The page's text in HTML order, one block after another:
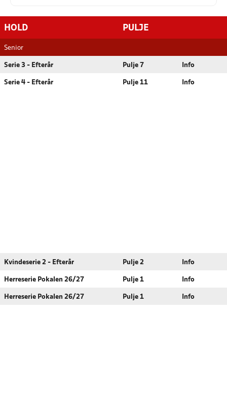
HOLD PULJE
Senior
Serie 3 - Efterår Pulje 7 Info
Serie 4 - Efterår Pulje 11 Info
Kvindeserie 2 - Efterår Pulje 2 Info
Herreserie Pokalen 26/27 Pulje 1 Info
Herreserie Pokalen 26/27 Pulje 1 Info